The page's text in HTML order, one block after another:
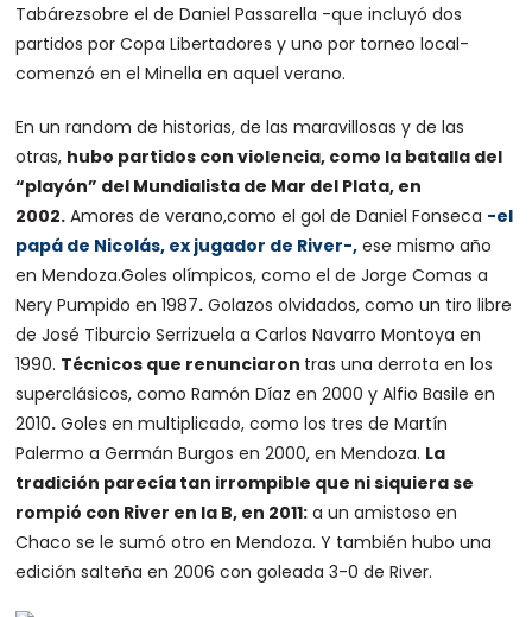
Tabárezsobre el de Daniel Passarella -que incluyó dos
partidos por Copa Libertadores y uno por torneo local-
comenzó en el Minella en aquel verano.
En un random de historias, de las maravillosas y de las
otras, hubo partidos con violencia, como la batalla del
“playón” del Mundialista de Mar del Plata, en
2002. Amores de verano,como el gol de Daniel Fonseca -el
papá de Nicolás, ex jugador de River-, ese mismo año
en Mendoza.Goles olímpicos, como el de Jorge Comas a
Nery Pumpido en 1987. Golazos olvidados, como un tiro libre
de José Tiburcio Serrizuela a Carlos Navarro Montoya en
1990. Técnicos que renunciaron tras una derrota en los
superclásicos, como Ramón Díaz en 2000 y Alfio Basile en
2010. Goles en multiplicado, como los tres de Martín
Palermo a Germán Burgos en 2000, en Mendoza. La
tradición parecía tan irrompible que ni siquiera se
rompió con River en la B, en 2011: a un amistoso en
Chaco se le sumó otro en Mendoza. Y también hubo una
edición salteña en 2006 con goleada 3-0 de River.